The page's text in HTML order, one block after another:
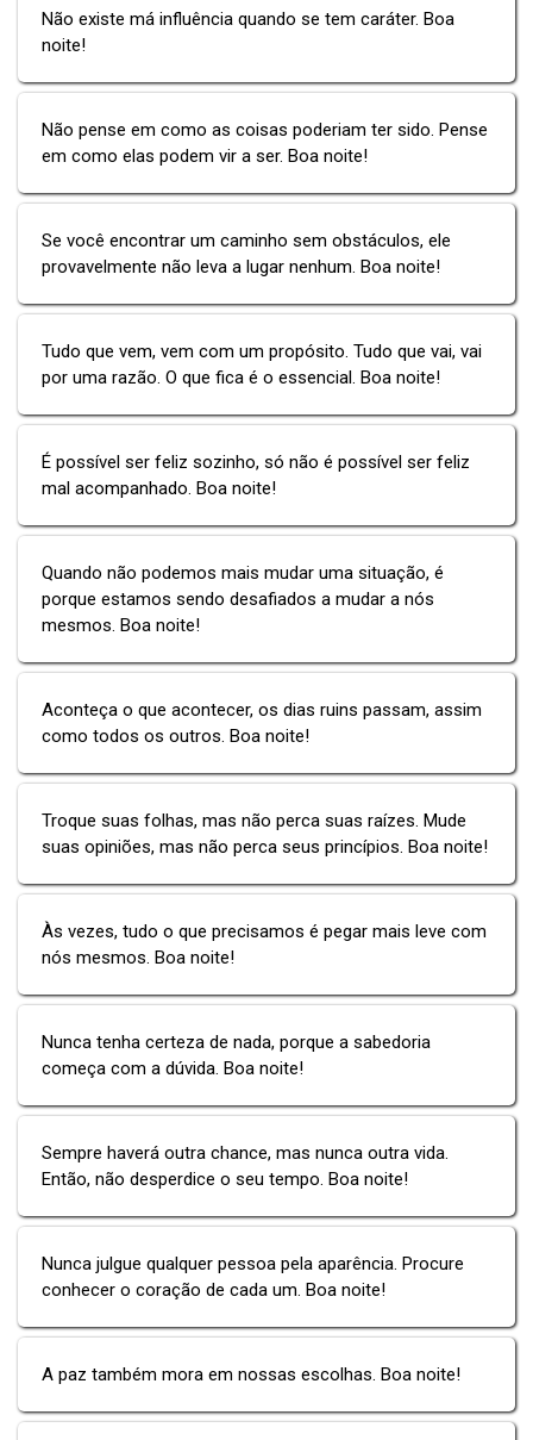
Não existe má influência quando se tem caráter. Boa
noite!
Não pense em como as coisas poderiam ter sido. Pense
em como elas podem vir a ser. Boa noite!
Se você encontrar um caminho sem obstáculos, ele
provavelmente não leva a lugar nenhum. Boa noite!
Tudo que vem, vem com um propósito. Tudo que vai, vai
por uma razão. O que fica é o essencial. Boa noite!
É possível ser feliz sozinho, só não é possível ser feliz
mal acompanhado. Boa noite!
Quando não podemos mais mudar uma situação, é
porque estamos sendo desafiados a mudar a nós
mesmos. Boa noite!
Aconteça o que acontecer, os dias ruins passam, assim
como todos os outros. Boa noite!
Troque suas folhas, mas não perca suas raízes. Mude
suas opiniões, mas não perca seus princípios. Boa noite!
Às vezes, tudo o que precisamos é pegar mais leve com
nós mesmos. Boa noite!
Nunca tenha certeza de nada, porque a sabedoria
começa com a dúvida. Boa noite!
Sempre haverá outra chance, mas nunca outra vida.
Então, não desperdice o seu tempo. Boa noite!
Nunca julgue qualquer pessoa pela aparência. Procure
conhecer o coração de cada um. Boa noite!
A paz também mora em nossas escolhas. Boa noite!